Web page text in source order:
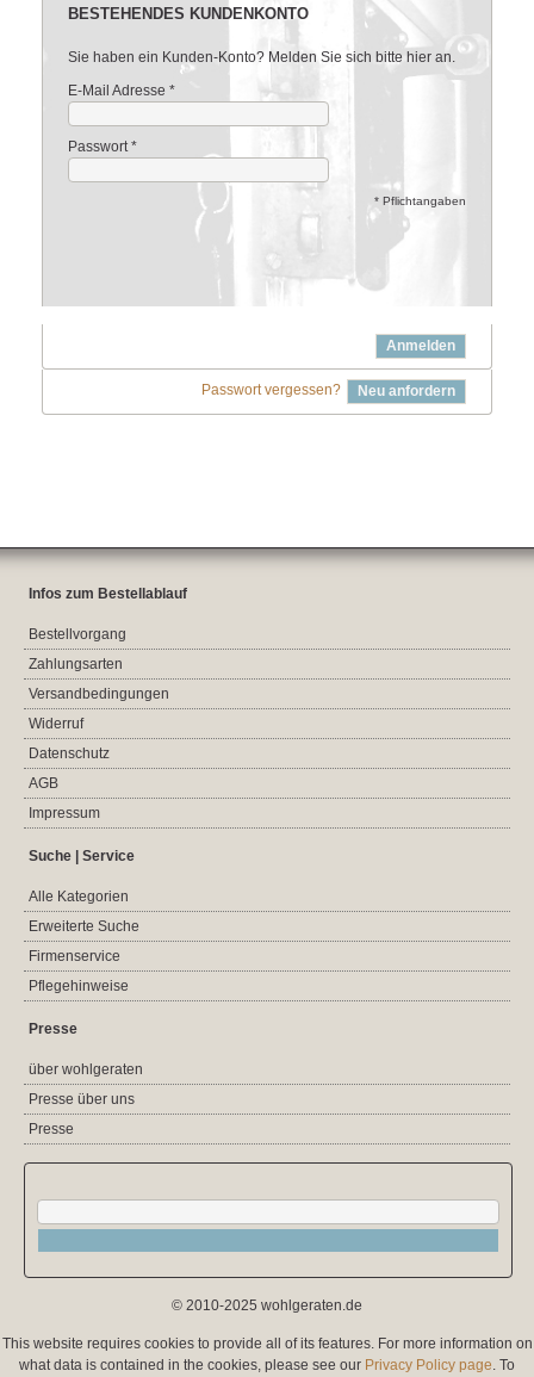
BESTEHENDES KUNDENKONTO
Sie haben ein Kunden-Konto? Melden Sie sich bitte hier an.
*
E-Mail Adresse
*
Passwort
* Pflichtangaben
Anmelden
Passwort vergessen? Neu anfordern
Infos zum Bestellablauf
Bestellvorgang
Zahlungsarten
Versandbedingungen
Widerruf
Datenschutz
AGB
Impressum
Suche | Service
Alle Kategorien
Erweiterte Suche
Firmenservice
Pflegehinweise
Presse
über wohlgeraten
Presse über uns
Presse
© 2010-2025 wohlgeraten.de
This website requires cookies to provide all of its features. For more information on
what data is contained in the cookies, please see our Privacy Policy page. To